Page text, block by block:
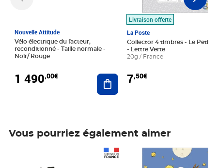
Nouvelle Attitude
Vélo électrique du facteur,
reconditionné - Taille normale -
Noir/ Rouge
1 490,00€ Ajouter au panier
Livraison offerte
La Poste
Collector 4 timbres - Le Petit
- Lettre Verte
20g / France
7,50€
Vous pourriez également aimer
Prix 7,50€